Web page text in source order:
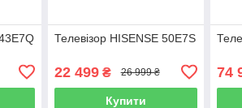
Телевізор HISENSE 50E7S
22 499₴ 26 999 ₴
Купити
74